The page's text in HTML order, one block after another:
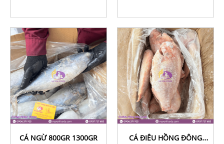
CÁ NGỪ 800GR 1300GR
CÁ ĐIÊU HỒNG ĐÔNG